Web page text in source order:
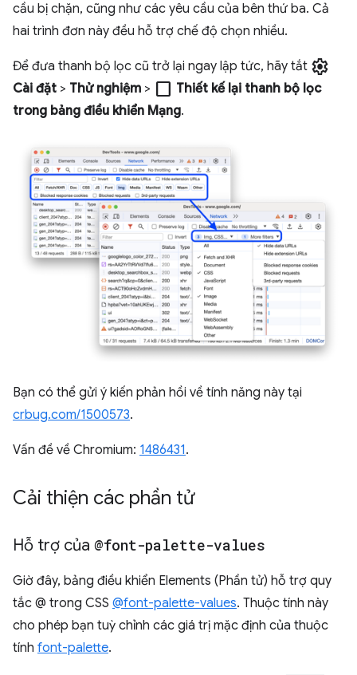
cầu bị chặn, cũng như các yêu cầu của bên thứ ba. Cả
hai trình đơn này đều hỗ trợ chế độ chọn nhiều.
Để đưa thanh bộ lọc cũ trở lại ngay lập tức, hãy tắt settings
Cài đặt > Thử nghiệm > check_box_outline_blank Thiết kế lại thanh bộ lọc
trong bảng điều khiển Mạng.
Bạn có thể gửi ý kiến phản hồi về tính năng này tại
crbug.com/1500573.
Vấn đề về Chromium: 1486431.
Cải thiện các phần tử
Hỗ trợ của @font-palette-values
Giờ đây, bảng điều khiển Elements (Phần tử) hỗ trợ quy
tắc @ trong CSS @font-palette-values. Thuộc tính này
cho phép bạn tuỳ chỉnh các giá trị mặc định của thuộc
tính font-palette.